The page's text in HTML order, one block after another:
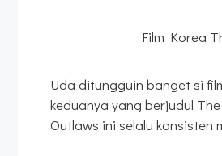
Film Korea
Uda ditungguin banget si
keduanya yang berjudul The
Outlaws ini selalu konsisten